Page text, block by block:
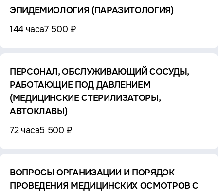
ЭПИДЕМИОЛОГИЯ (ПАРАЗИТОЛОГИЯ)
144 часа7 500 ₽
ПЕРСОНАЛ, ОБСЛУЖИВАЮЩИЙ СОСУДЫ,
РАБОТАЮЩИЕ ПОД ДАВЛЕНИЕМ
(МЕДИЦИНСКИЕ СТЕРИЛИЗАТОРЫ,
АВТОКЛАВЫ)
72 часа5 500 ₽
ВОПРОСЫ ОРГАНИЗАЦИИ И ПОРЯДОК
ПРОВЕДЕНИЯ МЕДИЦИНСКИХ ОСМОТРОВ С